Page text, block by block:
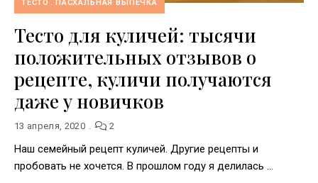
ТЕСТО ПАСХАЛЬНАЯ ВЫПЕЧКА
Тесто для куличей: тысячи
положительных отзывов о
рецепте, куличи получаются
даже у новичков
13 апреля, 2020 2
Наш семейный рецепт куличей. Другие рецепты и
пробовать не хочется. В прошлом году я делилась …